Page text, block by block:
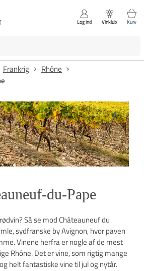
Luk
Log ind Vinklub Kurv
Frankrig
Rhône
du-Pape
Så se mod Châteauneuf du
sydfranske by Avignon, hvor paven
Vinene herfra er nogle af de mest
Rhône. Det er vine, som rigtig mange
helt fantastiske vine til jul og nytår.